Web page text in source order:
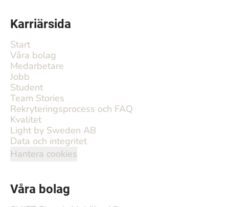
Karriärsida
Start
Våra bolag
Medarbetare
Jobb
Student
Team Stories
Rekryteringsprocess och FAQ
Kvalitet
Light by Sweden AB
Data och integritet
Hantera cookies
Våra bolag